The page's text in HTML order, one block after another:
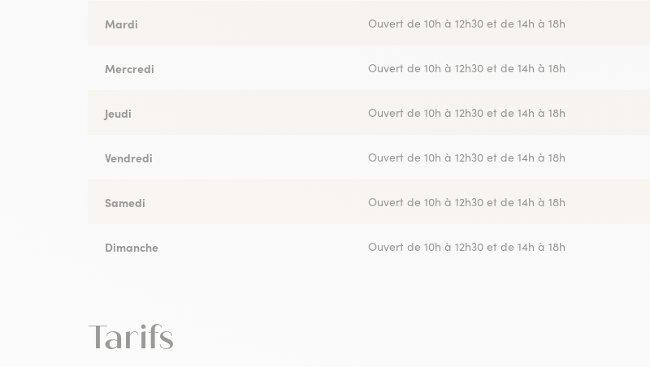
Mardi Ouvert de 10h à 12h30 et de 14h à 18h
Mercredi Ouvert de 10h à 12h30 et de 14h à 18h
Jeudi Ouvert de 10h à 12h30 et de 14h à 18h
Vendredi Ouvert de 10h à 12h30 et de 14h à 18h
Samedi Ouvert de 10h à 12h30 et de 14h à 18h
Dimanche Ouvert de 10h à 12h30 et de 14h à 18h
Mardi Ouvert de 10h à 12h30 et de 14h à 18h
Mercredi Ouvert de 10h à 12h30 et de 14h à 18h
Jeudi Ouvert de 10h à 12h30 et de 14h à 18h
Vendredi Ouvert de 10h à 12h30 et de 14h à 18h
Samedi Ouvert de 10h à 12h30 et de 14h à 18h
Dimanche Ouvert de 10h à 12h30 et de 14h à 18h
Tarifs